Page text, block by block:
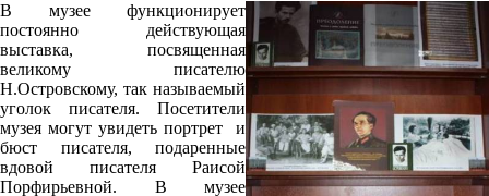
В музее функционирует
постоянно действующая
выставка, посвященная
великому писателю
Н.Островскому, так называемый
уголок писателя. Посетители
музея могут увидеть портрет и
бюст писателя, подаренные
вдовой писателя Раисой
Порфирьевной. В музее